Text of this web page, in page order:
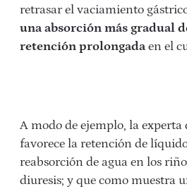
retrasar el vaciamiento
una absorción más gradual
retención prolongada en el
A modo de ejemplo, la experta
favorece la retención de
reabsorción de agua en los
diuresis; y que como muestra